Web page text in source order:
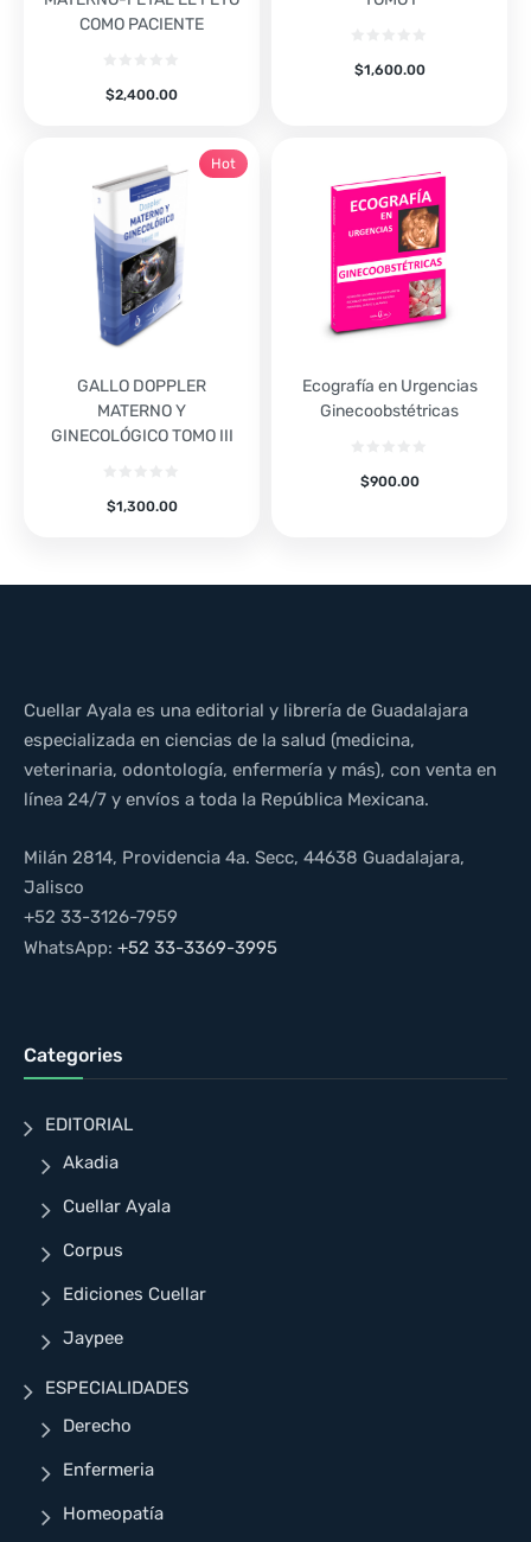
COMO PACIENTE
$2,400.00
$1,600.00
GALLO DOPPLER
MATERNO Y
GINECOLÓGICO TOMO III
$1,300.00
Hot
Ecografía en Urgencias
Ginecoobstétricas
$900.00
Cuellar Ayala es una editorial y librería de Guadalajara
especializada en ciencias de la salud (medicina,
veterinaria, odontología, enfermería y más), con venta en
línea 24/7 y envíos a toda la República Mexicana.
Milán 2814, Providencia 4a. Secc, 44638 Guadalajara,
Jalisco
+52 33-3126-7959
WhatsApp: +52 33-3369-3995
Categories
EDITORIAL
Akadia
Cuellar Ayala
Corpus
Ediciones Cuellar
Jaypee
ESPECIALIDADES
Derecho
Enfermeria
Homeopatía